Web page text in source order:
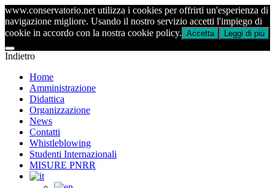
www.conservatorio.net utilizza i cookies per offrirti un'esperienza di
navigazione migliore. Usando il nostro servizio accetti l'impiego di
cookie in accordo con la nostra cookie policy. Accetta Leggi di più
Indietro
Home
Amministrazione
Didattica
Organizzazione
News
Contatti
Whistleblowing
Studenti Internazionali
MISURE PNRR